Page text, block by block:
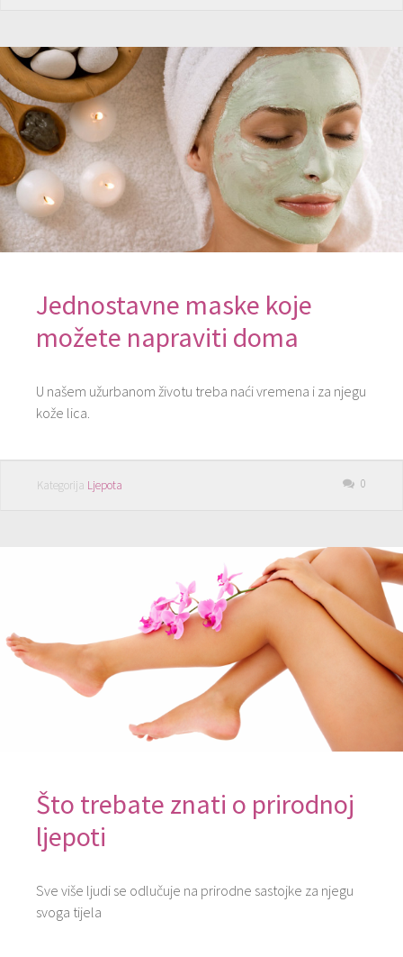
Jednostavne maske koje
možete napraviti doma
U našem užurbanom životu treba naći vremena i za njegu
kože lica.
Kategorija Ljepota 0
Što trebate znati o prirodnoj
ljepoti
Sve više ljudi se odlučuje na prirodne sastojke za njegu
svoga tijela